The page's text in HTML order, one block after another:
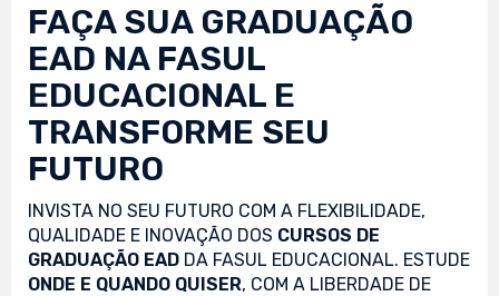
FAÇA SUA GRADUAÇÃO
EAD NA FASUL
EDUCACIONAL E
TRANSFORME SEU
FUTURO
INVISTA NO SEU FUTURO COM A FLEXIBILIDADE,
QUALIDADE E INOVAÇÃO DOS CURSOS DE
GRADUAÇÃO EAD DA FASUL EDUCACIONAL. ESTUDE
ONDE E QUANDO QUISER, COM A LIBERDADE DE